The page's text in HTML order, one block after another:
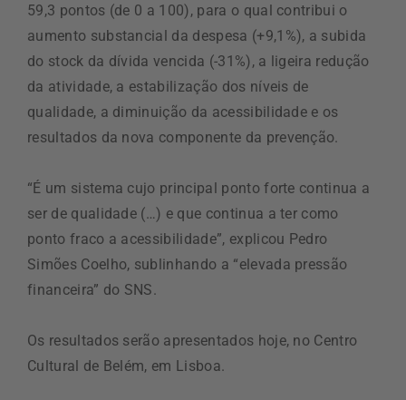
59,3 pontos (de 0 a 100), para o qual contribui o
aumento substancial da despesa (+9,1%), a subida
do stock da dívida vencida (-31%), a ligeira redução
da atividade, a estabilização dos níveis de
qualidade, a diminuição da acessibilidade e os
resultados da nova componente da prevenção.
“É um sistema cujo principal ponto forte continua a
ser de qualidade (…) e que continua a ter como
ponto fraco a acessibilidade”, explicou Pedro
Simões Coelho, sublinhando a “elevada pressão
financeira” do SNS.
Os resultados serão apresentados hoje, no Centro
Cultural de Belém, em Lisboa.